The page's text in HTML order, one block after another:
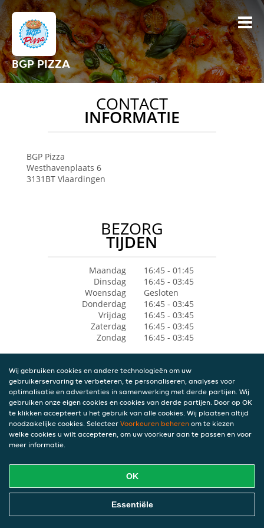
BGP PIZZA
CONTACT
INFORMATIE
BGP Pizza
Westhavenplaats 6
3131BT Vlaardingen
BEZORG
TIJDEN
Maandag
16:45 - 01:45
Dinsdag
16:45 - 03:45
Woensdag
Gesloten
Donderdag
16:45 - 03:45
Vrijdag
16:45 - 03:45
Zaterdag
16:45 - 03:45
Zondag
16:45 - 03:45
Wij gebruiken cookies en andere technologieën om uw
gebruikerservaring te verbeteren, te personaliseren, analyses voor
optimalisatie en advertenties in samenwerking met derde partijen. Wij
gebruiken onze eigen cookies en cookies van derde partijen. Door op OK
te klikken accepteert u het gebruik van alle cookies. Wij plaatsen altijd
noodzakelijke cookies. Selecteer Voorkeuren beheren om te kiezen
welke cookies u wilt accepteren, om uw voorkeur aan te passen en voor
meer informatie.
OK
Essentiële